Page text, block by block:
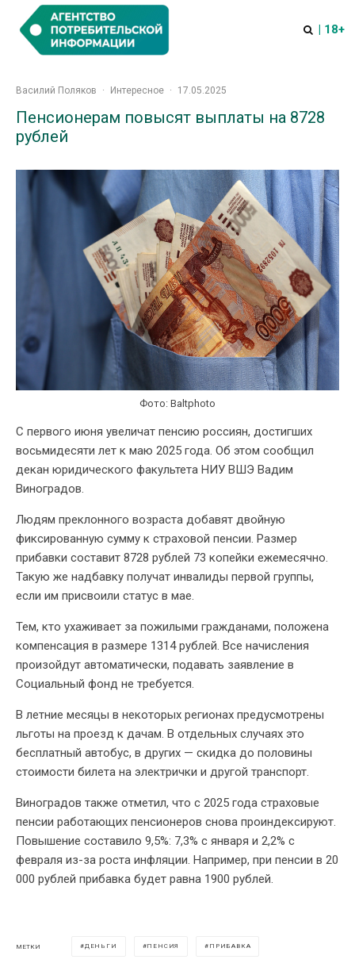
| 18+
Василий Поляков · Интересное · 17.05.2025
Пенсионерам повысят выплаты на 8728
рублей
Фото: Baltphoto
С первого июня увеличат пенсию россиян, достигших
восьмидесяти лет к маю 2025 года. Об этом сообщил
декан юридического факультета НИУ ВШЭ Вадим
Виноградов.
Людям преклонного возраста добавят двойную
фиксированную сумму к страховой пенсии. Размер
прибавки составит 8728 рублей 73 копейки ежемесячно.
Такую же надбавку получат инвалиды первой группы,
если им присвоили статус в мае.
Тем, кто ухаживает за пожилыми гражданами, положена
компенсация в размере 1314 рублей. Все начисления
произойдут автоматически, подавать заявление в
Социальный фонд не требуется.
В летние месяцы в некоторых регионах предусмотрены
льготы на проезд к дачам. В отдельных случаях это
бесплатный автобус, в других — скидка до половины
стоимости билета на электрички и другой транспорт.
Виноградов также отметил, что с 2025 года страховые
пенсии работающих пенсионеров снова проиндексируют.
Повышение составило 9,5%: 7,3% с января и 2,2% с
февраля из-за роста инфляции. Например, при пенсии в 20
000 рублей прибавка будет равна 1900 рублей.
МЕТКИ ДЕНЬГИ ПЕНСИЯ ПРИБАВКА